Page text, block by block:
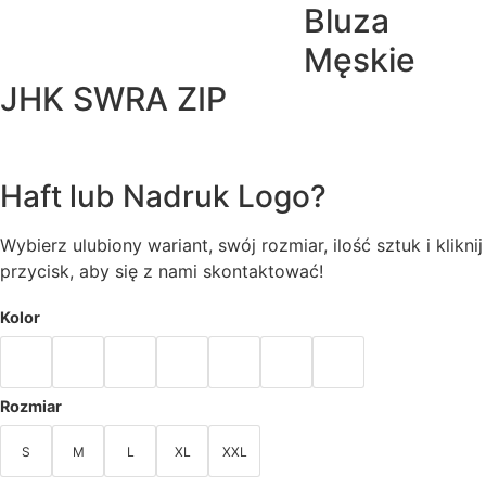
Bluza
Męskie
JHK SWRA ZIP
Haft lub Nadruk Logo?
Wybierz ulubiony wariant, swój rozmiar, ilość sztuk i kliknij
przycisk, aby się z nami skontaktować!
Kolor
Rozmiar
S M L XL XXL